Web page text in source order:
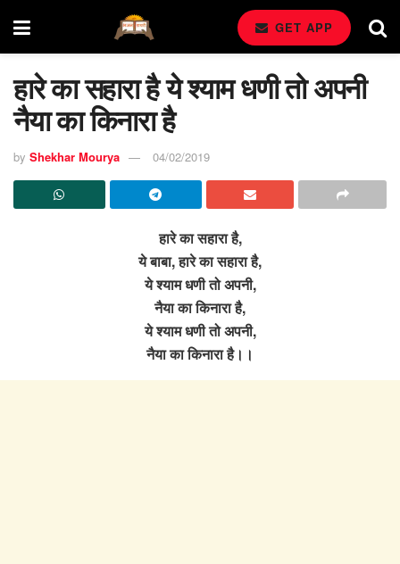
GET APP
हारे का सहारा है ये श्याम धणी तो अपनी
नैया का किनारा है
by Shekhar Mourya 04/02/2019
हारे का सहारा है,
ये बाबा, हारे का सहारा है,
ये श्याम धणी तो अपनी,
नैया का किनारा है,
ये श्याम धणी तो अपनी,
नैया का किनारा है।।